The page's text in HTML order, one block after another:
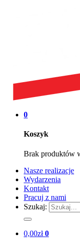
0
Koszyk
Brak produktów
Nasze realizacje
Wydarzenia
Kontakt
Pracuj z nami
Szukaj:
0,00zł 0